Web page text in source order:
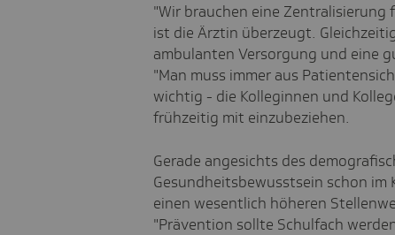
"Wir brauchen eine Zentralisierung
ist die Ärztin überzeugt.
ambulanten Versorgung und eine
"Man muss immer aus
wichtig - die Kolleginnen und
frühzeitig mit einzubeziehen.
Gerade angesichts des
Gesundheitsbewusstsein schon
einen wesentlich höheren
"Prävention sollte Schulfach